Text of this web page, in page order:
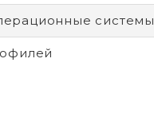
системы